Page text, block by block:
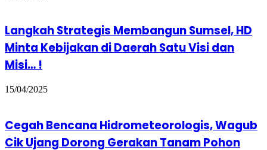
Langkah Strategis Membangun Sumsel, HD
Minta Kebijakan di Daerah Satu Visi dan
Misi… !
15/04/2025
Cegah Bencana Hidrometeorologis, Wagub
Cik Ujang Dorong Gerakan Tanam Pohon